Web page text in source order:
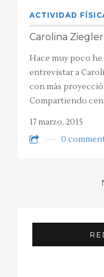
ACTIVIDAD
Carolina
Hace muy poco
entrevistar a
con más
Compartiendo
17 marzo, 2015
0